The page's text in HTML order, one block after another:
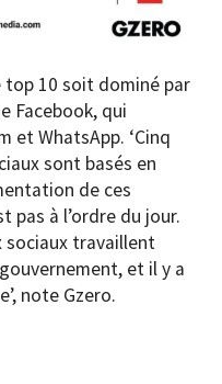
top 10 soit dominé par
Facebook, qui
et WhatsApp. ‘Cinq
sont basés en
de ces
pas à l’ordre du jour.
sociaux travaillent
et il y a
note Gzero.